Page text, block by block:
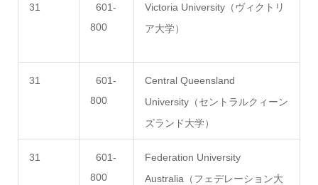
31
601-
800
Victoria University（ヴィクトリ
ア大学）
31
601-
800
Central Queensland
University（セントラルクィーン
ズランド大学）
31
601-
800
Federation University
Australia（フェデレーション大